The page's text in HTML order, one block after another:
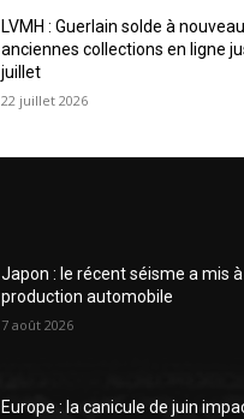
LVMH : Guerlain solde à
anciennes collections en ligne
juillet
22 juillet 2026
Japon : le récent séisme a mis à
production automobile
7 août 2026
Europe : la canicule de juin